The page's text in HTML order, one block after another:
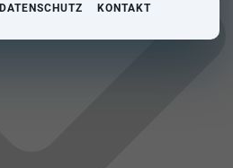
DATENSCHUTZ KONTAKT